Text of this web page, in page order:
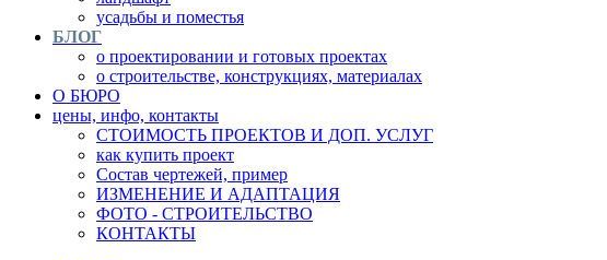
усадьбы и поместья
БЛОГ
о проектировании и готовых проектах
о строительстве, конструкциях, материалах
О БЮРО
цены, инфо, контакты
СТОИМОСТЬ ПРОЕКТОВ И ДОП. УСЛУГ
как купить проект
Состав чертежей, пример
ИЗМЕНЕНИЕ И АДАПТАЦИЯ
ФОТО - СТРОИТЕЛЬСТВО
КОНТАКТЫ